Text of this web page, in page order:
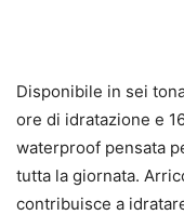
Disponibile in sei
ore di idratazione e
waterproof pensata
tutta la giornata.
contribuisce a